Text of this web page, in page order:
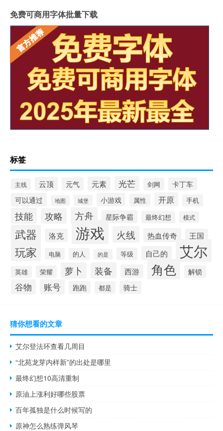
免费可商用字体批量下载
标签
主线 云顶 元气 元素 光芒 剑网 卡丁车
可以通过 地图 城堡 小游戏 属性 开原 手机
技能 攻略 方舟 星际争霸 最终幻想 模式
武器 洛克 游戏 火线 热血传奇 王国
玩家 电脑 的人 的是 等级 自己的 艾尔
英雄 荣耀 萝卜 装备 西游 角色 解锁
谷物 账号 跑跑 都是 骑士
猜你想看的文章
艾尔登法环查看几周目
“北苑龙芽内样新”的出处是哪里
最终幻想10高清重制
原油上涨利好哪些股票
百年孤独是什么时候写的
原神怎么熟练弹风琴